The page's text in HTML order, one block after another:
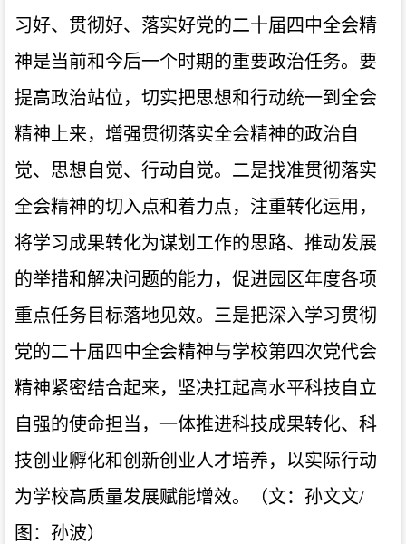
习好、贯彻好、落实好党的二十届四中全会精
神是当前和今后一个时期的重要政治任务。要
提高政治站位，切实把思想和行动统一到全会
精神上来，增强贯彻落实全会精神的政治自
觉、思想自觉、行动自觉。二是找准贯彻落实
全会精神的切入点和着力点，注重转化运用，
将学习成果转化为谋划工作的思路、推动发展
的举措和解决问题的能力，促进园区年度各项
重点任务目标落地见效。三是把深入学习贯彻
党的二十届四中全会精神与学校第四次党代会
精神紧密结合起来，坚决扛起高水平科技自立
自强的使命担当，一体推进科技成果转化、科
技创业孵化和创新创业人才培养，以实际行动
为学校高质量发展赋能增效。（文：孙文文/
图：孙波）